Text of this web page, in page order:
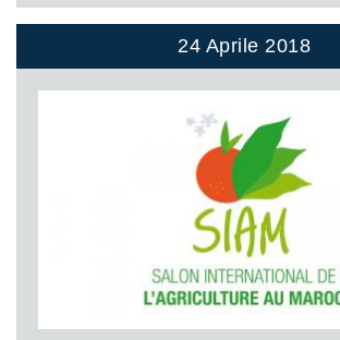
24 Aprile 2018